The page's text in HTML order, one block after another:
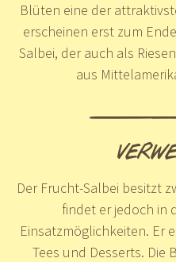
Blüten eine der
erscheinen erst zum
Salbei, der auch als
aus
Der Frucht-Salbei besitzt
findet er jedoch in
Einsatzmöglichkeiten. Er
Tees und Desserts. Die